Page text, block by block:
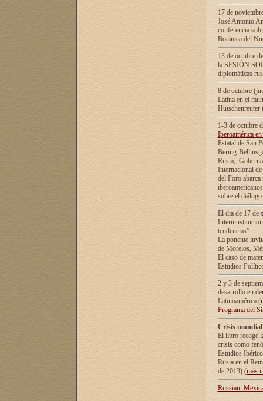
17 de
José Antonio
conferencia
Botánica del
13 de octubre
la SESIÓN
diplomáticas
8 de octubre
Latina en el
1-3 de octubre
Iberoamérica
Estatal de San
Bering-
Rusia,
Internacional
del Foro
sobre el
El dia de 17 de
tendencias”.
La ponente
de Morelos,
El caso de
Estudios
2 y 3 de
desarrollo en
Latinoamérica (
Programa del
Crisis
El libro recoge
crisis como
Estudios
Rusia en el
de 2013) (más